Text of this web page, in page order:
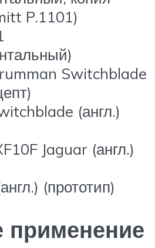
P.1101)
Switchblade
(англ.)
Jaguar (англ.)
(прототип)
применение